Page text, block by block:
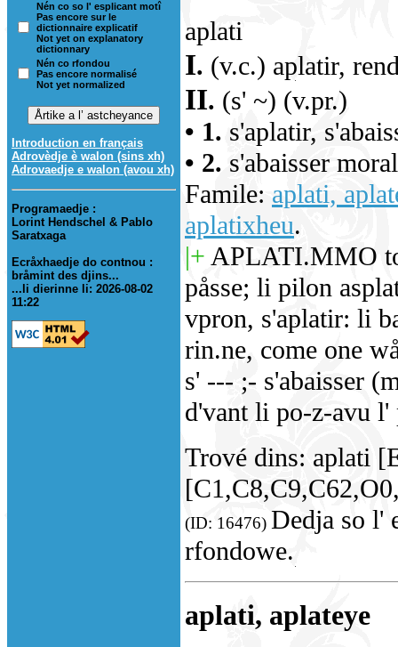
Nén co so l' esplicant motî
Pas encore sur le
dictionnaire explicatif
Not yet on explanatory
dictionnary
Nén co rfondou
Pas encore normalisé
Not yet normalized
Introduction en français
Adrovèdje è walon (sins xh)
Adrovaedje e walon (avou xh)
Programaedje :
Lorint Hendschel & Pablo
Saratxaga
Ecråxhaedje do contnou :
bråmint des djins...
...li dierinne li: 2026-08-02
11:22
aplati
I. (v.c.) aplatir,
II. (s' ~) (v.pr.)
• 1. s'aplatir,
• 2. s'abaisser
Famile: aplati,
aplatixheu.
|+ APLATI.MMO
påsse; li pilon
vpron, s'aplatir: li
rin.ne, come one
s' --- ;- s'abaisser
d'vant li po-z-avu l'
Trové dins: aplati
(ID: 16476) Dedja so l'
rfondowe.
aplati, aplateye